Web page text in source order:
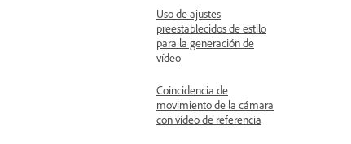
Uso de ajustes
preestablecidos de estilo
para la generación de
vídeo
Coincidencia de
movimiento de la cámara
con vídeo de referencia